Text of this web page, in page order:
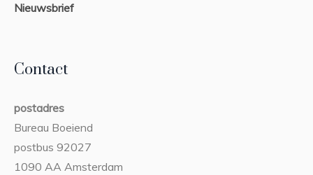
Nieuwsbrief
Contact
postadres
Bureau Boeiend
postbus 92027
1090 AA Amsterdam